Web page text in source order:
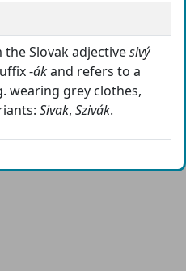
Slovak adjectivesivý
-ákand refers to a
wearing grey clothes,
Sivak, Szivák.